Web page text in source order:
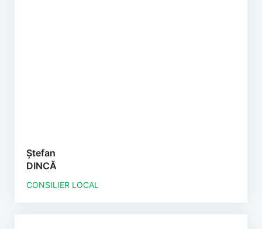
Ștefan
DINCĂ
CONSILIER LOCAL